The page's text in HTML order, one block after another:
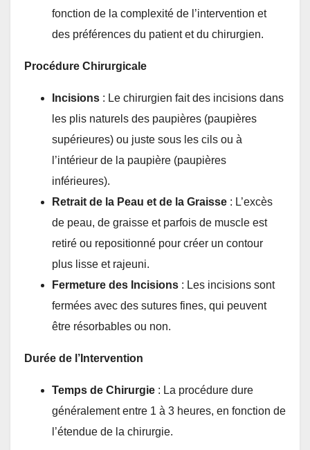
fonction de la complexité de l’intervention et
des préférences du patient et du chirurgien.
Procédure Chirurgicale
Incisions : Le chirurgien fait des incisions dans
les plis naturels des paupières (paupières
supérieures) ou juste sous les cils ou à
l’intérieur de la paupière (paupières
inférieures).
Retrait de la Peau et de la Graisse : L’excès
de peau, de graisse et parfois de muscle est
retiré ou repositionné pour créer un contour
plus lisse et rajeuni.
Fermeture des Incisions : Les incisions sont
fermées avec des sutures fines, qui peuvent
être résorbables ou non.
Durée de l’Intervention
Temps de Chirurgie : La procédure dure
généralement entre 1 à 3 heures, en fonction de
l’étendue de la chirurgie.